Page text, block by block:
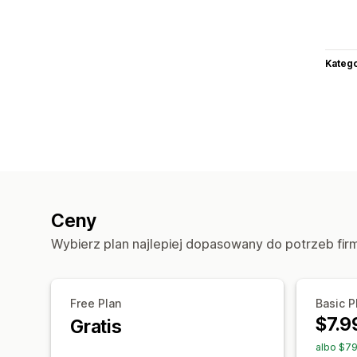
Ceny
Wybierz plan najlepiej dopasowany do potrzeb
Free Plan
Gratis
Basic
albo